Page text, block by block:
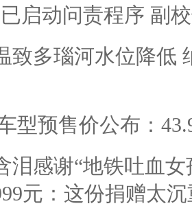
启动问责程序 副
致多瑙河水位降低
型预售价公布：
泪感谢“地铁吐血
元：这份捐赠太